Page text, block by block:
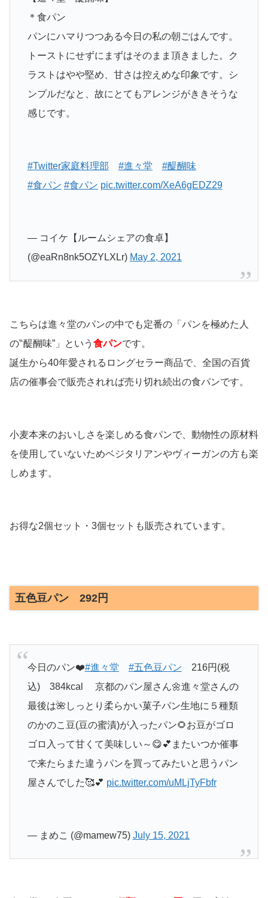
＊食パン
パンにハマりつつある今日の私の朝ごはんです。
トーストにせずにまずはそのまま頂きました。ク
ラストはやや堅め、甘さは控えめな印象です。シ
ンプルだなと、故にとてもアレンジがききそうな
感じです。
#Twitter家庭料理部 #進々堂
#醍醐味
#食パン #食パン pic.twitter.com/XeA6gEDZ29
— コイケ【ルームシェアの食卓】
(@eaRn8nk5OZYLXLr) May 2, 2021
こちらは進々堂のパンの中でも定番の「パンを極めた人
の‶醍醐味”」という 食パンです。
誕生から40年愛されるロングセラー商品で、全国の百貨
店の催事会で販売されれば売り切れ続出の食パンです。
小麦本来のおいしさを楽しめる食パンで、動物性の原材料
を使用していないためベジタリアンやヴィーガンの方も楽
しめます。
お得な2個セット・3個セットも販売されています。
五色豆パン 292円
今日のパン❤️#進々堂 #五色豆パン 216円(税
込) 384kcal 京都のパン屋さん🌼進々堂さんの
最後は🌺しっとり柔らかい菓子パン生地に５種類
のかのこ豆(豆の蜜漬)が入ったパン🌻お豆がゴロ
ゴロ入って甘くて美味しい～😋💕またいつか催事
で来たらまた違うパンを買ってみたいと思うパン
屋さんでした🥰💕 pic.twitter.com/uMLjTyFbfr
— まめこ (@mamew75) July 15, 2021